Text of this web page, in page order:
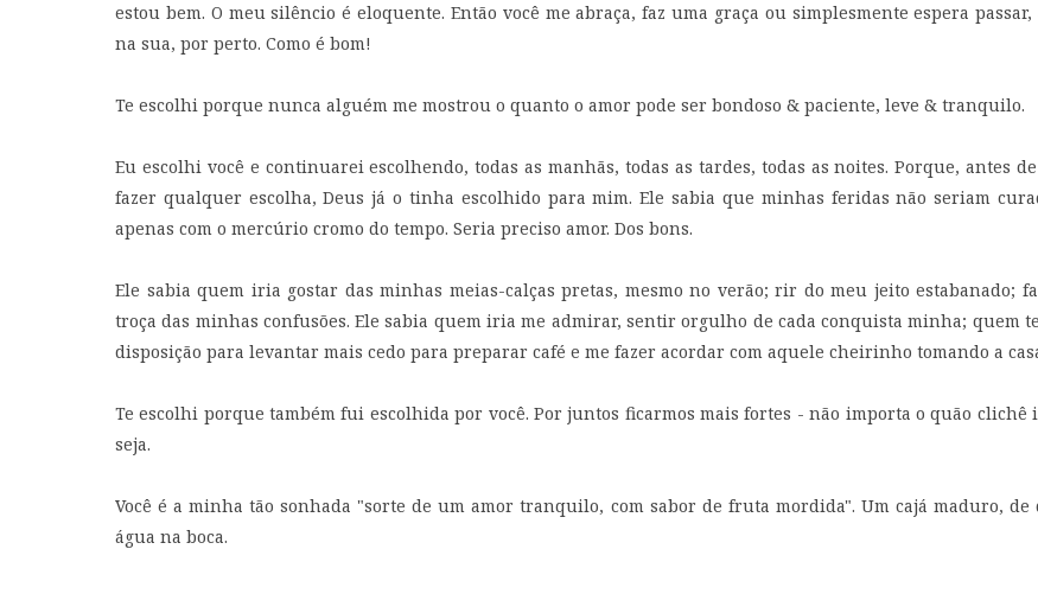
estou bem. O meu silêncio é eloquente. Então você me abraça, faz uma graça ou simplesmente espera
na sua, por perto. Como é bom!
Te escolhi porque nunca alguém me mostrou o quanto o amor pode ser bondoso & paciente, leve & tranquilo.
Eu escolhi você e continuarei escolhendo, todas as manhãs, todas as tardes, todas as noites. Porque, antes
fazer qualquer escolha, Deus já o tinha escolhido para mim. Ele sabia que minhas feridas não seriam
apenas com o mercúrio cromo do tempo. Seria preciso amor. Dos bons.
Ele sabia quem iria gostar das minhas meias-calças pretas, mesmo no verão; rir do meu jeito estabanado;
troça das minhas confusões. Ele sabia quem iria me admirar, sentir orgulho de cada conquista minha; quem
disposição para levantar mais cedo para preparar café e me fazer acordar com aquele cheirinho tomando a
Te escolhi porque também fui escolhida por você. Por juntos ficarmos mais fortes - não importa o quão clichê
seja.
Você é a minha tão sonhada "sorte de um amor tranquilo, com sabor de fruta mordida". Um cajá maduro, de
água na boca.